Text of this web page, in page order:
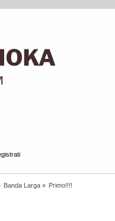
Banda Larga » Primo!!!!